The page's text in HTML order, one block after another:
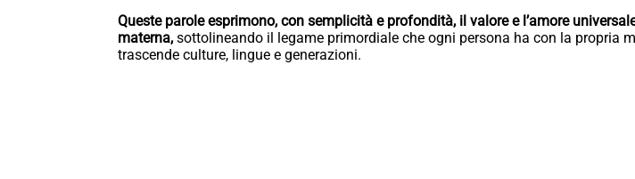
Queste parole esprimono, con semplicità e profondità, il valore e l’amore
materna, sottolineando il legame primordiale che ogni persona ha con la propria
trascende culture, lingue e generazioni.